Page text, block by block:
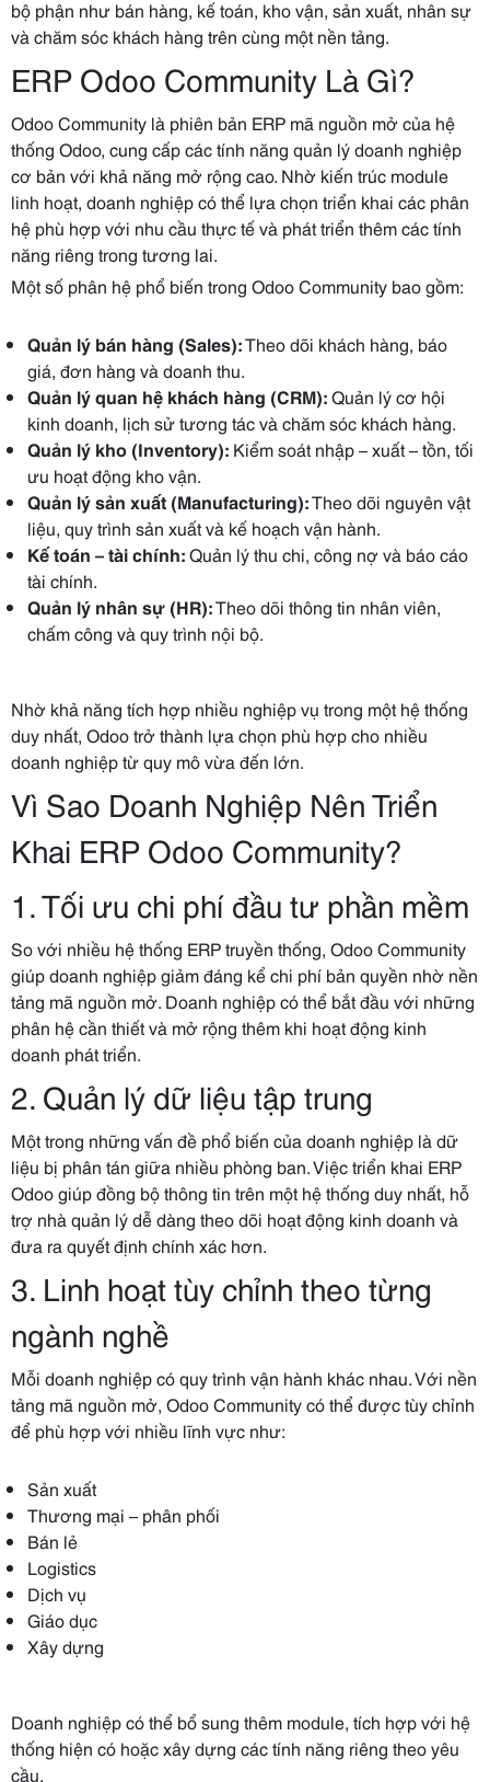
bộ phận như bán hàng, kế toán, kho vận, sản xuất, nhân sự
và chăm sóc khách hàng trên cùng một nền tảng.
ERP Odoo Community Là Gì?
Odoo Community là phiên bản ERP mã nguồn mở của hệ
thống Odoo, cung cấp các tính năng quản lý doanh nghiệp
cơ bản với khả năng mở rộng cao. Nhờ kiến trúc module
linh hoạt, doanh nghiệp có thể lựa chọn triển khai các phân
hệ phù hợp với nhu cầu thực tế và phát triển thêm các tính
năng riêng trong tương lai.
Một số phân hệ phổ biến trong Odoo Community bao gồm:
Quản lý bán hàng (Sales):Theo dõi khách hàng, báo
giá, đơn hàng và doanh thu.
Quản lý quan hệ khách hàng (CRM):Quản lý cơ hội
kinh doanh, lịch sử tương tác và chăm sóc khách hàng.
Quản lý kho (Inventory): Kiểm soát nhập – xuất – tồn, tối
ưu hoạt động kho vận.
Quản lý sản xuất (Manufacturing):Theo dõi nguyên vật
liệu, quy trình sản xuất và kế hoạch vận hành.
Kế toán – tài chính:Quản lý thu chi, công nợ và báo cáo
tài chính.
Quản lý nhân sự (HR):Theo dõi thông tin nhân viên,
chấm công và quy trình nội bộ.
Nhờ khả năng tích hợp nhiều nghiệp vụ trong một hệ thống
duy nhất, Odoo trở thành lựa chọn phù hợp cho nhiều
doanh nghiệp từ quy mô vừa đến lớn.
Vì Sao Doanh Nghiệp Nên Triển
Khai ERP Odoo Community?
1. Tối ưu chi phí đầu tư phần mềm
So với nhiều hệ thống ERP truyền thống, Odoo Community
giúp doanh nghiệp giảm đáng kể chi phí bản quyền nhờ nền
tảng mã nguồn mở. Doanh nghiệp có thể bắt đầu với những
phân hệ cần thiết và mở rộng thêm khi hoạt động kinh
doanh phát triển.
2. Quản lý dữ liệu tập trung
Một trong những vấn đề phổ biến của doanh nghiệp là dữ
liệu bị phân tán giữa nhiều phòng ban. Việc triển khai ERP
Odoo giúp đồng bộ thông tin trên một hệ thống duy nhất, hỗ
trợ nhà quản lý dễ dàng theo dõi hoạt động kinh doanh và
đưa ra quyết định chính xác hơn.
3. Linh hoạt tùy chỉnh theo từng
ngành nghề
Mỗi doanh nghiệp có quy trình vận hành khác nhau. Với nền
tảng mã nguồn mở, Odoo Community có thể được tùy chỉnh
để phù hợp với nhiều lĩnh vực như:
Sản xuất
Thương mại – phân phối
Bán lẻ
Logistics
Dịch vụ
Giáo dục
Xây dựng
Doanh nghiệp có thể bổ sung thêm module, tích hợp với hệ
thống hiện có hoặc xây dựng các tính năng riêng theo yêu
cầu.